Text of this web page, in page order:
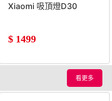
Xiaomi 吸頂燈D30
$ 1499
看更多